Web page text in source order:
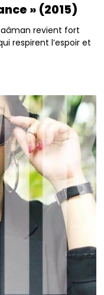
» (2015)
revient fort
respirent l’espoir et